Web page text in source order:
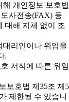
개인정보 보호법
사전송(FAX) 등
대해 지체 없이 조
대리인이나 위임을
.
서식에 따른 위임
보호법 제35조 제5
제한될 수 있습니